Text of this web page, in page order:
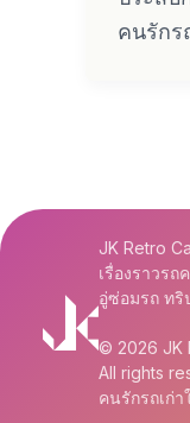
คนรักร
JK Retro
เรื่องราวร
อู่ซ่อมรถ ท
© 2026 JK
All rights
คนรักรถเก่